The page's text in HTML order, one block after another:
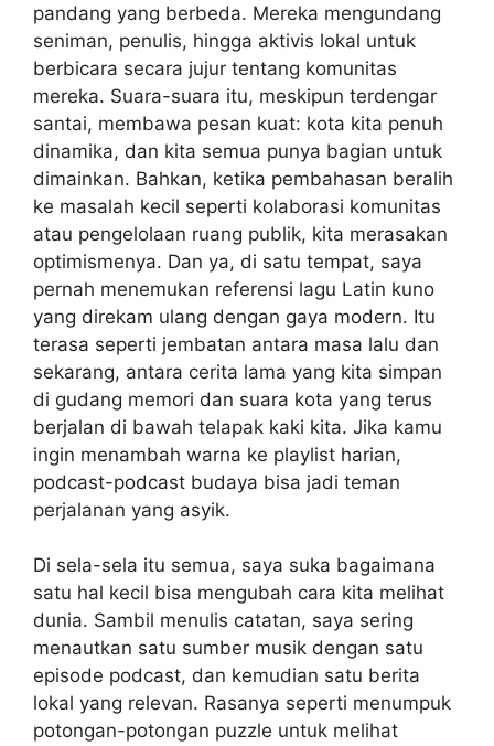
pandang yang berbeda. Mereka mengundang
seniman, penulis, hingga aktivis lokal untuk
berbicara secara jujur tentang komunitas
mereka. Suara-suara itu, meskipun terdengar
santai, membawa pesan kuat: kota kita penuh
dinamika, dan kita semua punya bagian untuk
dimainkan. Bahkan, ketika pembahasan beralih
ke masalah kecil seperti kolaborasi komunitas
atau pengelolaan ruang publik, kita merasakan
optimismenya. Dan ya, di satu tempat, saya
pernah menemukan referensi lagu Latin kuno
yang direkam ulang dengan gaya modern. Itu
terasa seperti jembatan antara masa lalu dan
sekarang, antara cerita lama yang kita simpan
di gudang memori dan suara kota yang terus
berjalan di bawah telapak kaki kita. Jika kamu
ingin menambah warna ke playlist harian,
podcast-podcast budaya bisa jadi teman
perjalanan yang asyik.
Di sela-sela itu semua, saya suka bagaimana
satu hal kecil bisa mengubah cara kita melihat
dunia. Sambil menulis catatan, saya sering
menautkan satu sumber musik dengan satu
episode podcast, dan kemudian satu berita
lokal yang relevan. Rasanya seperti menumpuk
potongan-potongan puzzle untuk melihat